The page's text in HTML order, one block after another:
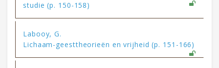
studie (p. 150-158)
Labooy, G.
Lichaam-geesttheorieën en vrijheid (p. 151-166)